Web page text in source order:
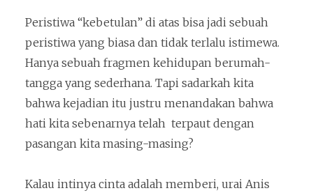
Peristiwa “kebetulan” di atas bisa jadi sebuah
peristiwa yang biasa dan tidak terlalu istimewa.
Hanya sebuah fragmen kehidupan berumah-
tangga yang sederhana. Tapi sadarkah kita
bahwa kejadian itu justru menandakan bahwa
hati kita sebenarnya telah terpaut dengan
pasangan kita masing-masing?
Kalau intinya cinta adalah memberi, urai Anis